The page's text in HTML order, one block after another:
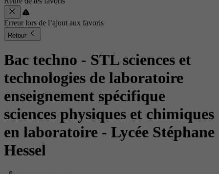
Erreur lors de l’ajout aux favoris
Retour
Bac techno - STL sciences et
technologies de laboratoire
enseignement spécifique
sciences physiques et chimiques
en laboratoire - Lycée Stéphane
Hessel